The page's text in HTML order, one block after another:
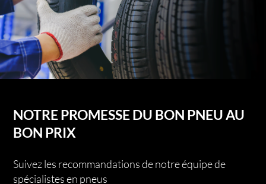
NOTRE PROMESSE DU BON PNEU AU
BON PRIX
Suivez les recommandations de notre équipe de
spécialistes en pneus